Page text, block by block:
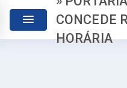
CONCEDE
HORÁRIA